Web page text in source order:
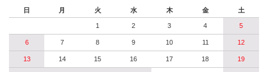
日 月 火 水 木 金 土
1 2 3 4 5
6 7 8 9 10 11 12
13 14 15 16 17 18 19